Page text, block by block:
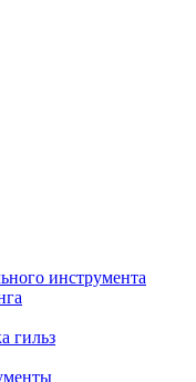
инструмента
гильз